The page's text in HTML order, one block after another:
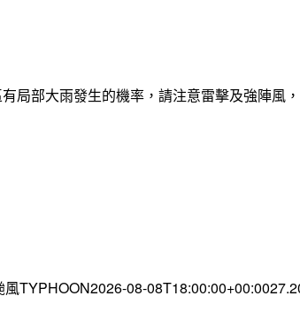
部大雨發生的機率，請注意雷擊及強陣風
TYPHOON2026-08-